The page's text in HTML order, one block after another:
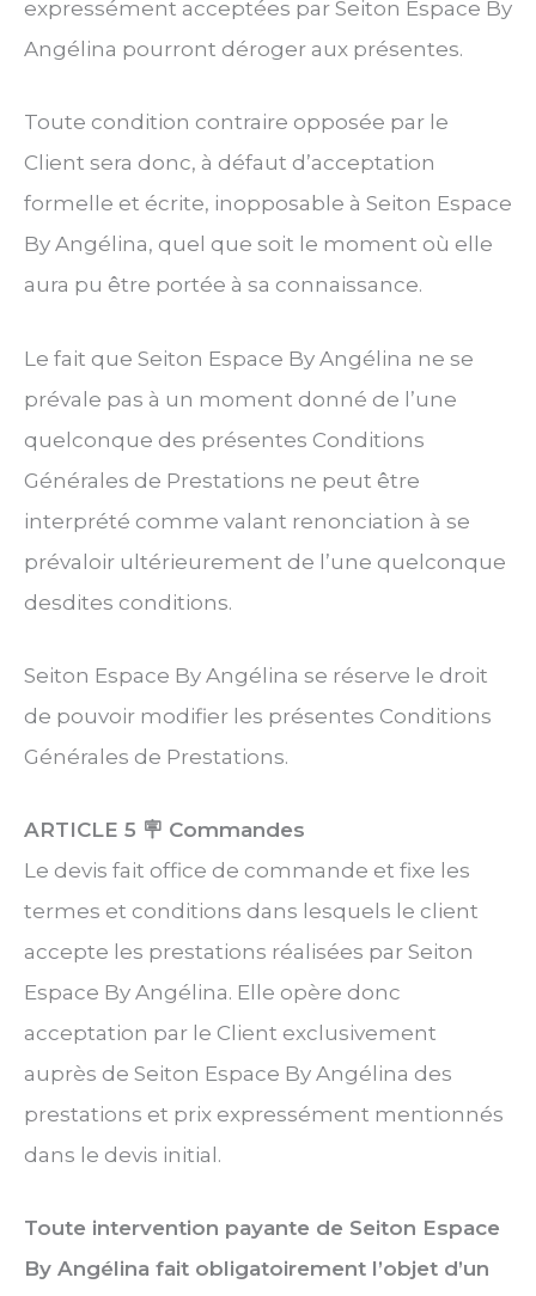
expressément acceptées par Seiton Espace By
Angélina pourront déroger aux présentes.
Toute condition contraire opposée par le
Client sera donc, à défaut d’acceptation
formelle et écrite, inopposable à Seiton Espace
By Angélina, quel que soit le moment où elle
aura pu être portée à sa connaissance.
Le fait que Seiton Espace By Angélina ne se
prévale pas à un moment donné de l’une
quelconque des présentes Conditions
Générales de Prestations ne peut être
interprété comme valant renonciation à se
prévaloir ultérieurement de l’une quelconque
desdites conditions.
Seiton Espace By Angélina se réserve le droit
de pouvoir modifier les présentes Conditions
Générales de Prestations.
ARTICLE 5 🪧 Commandes
Le devis fait office de commande et fixe les
termes et conditions dans lesquels le client
accepte les prestations réalisées par Seiton
Espace By Angélina. Elle opère donc
acceptation par le Client exclusivement
auprès de Seiton Espace By Angélina des
prestations et prix expressément mentionnés
dans le devis initial.
Toute intervention payante de Seiton Espace
By Angélina fait obligatoirement l’objet d’un